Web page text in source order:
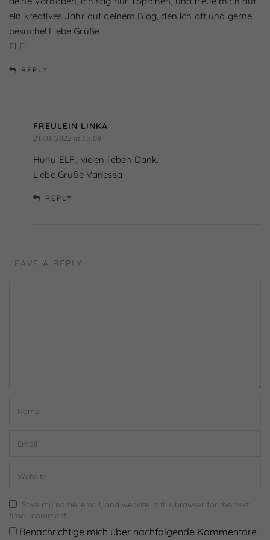
ein kreatives Jahr auf deinem Blog, den ich oft und gerne
besuche! Liebe Grüße
ELFi
REPLY
FREULEIN LINKA
21/01/2022 at 15:08
Huhu ELFi, vielen lieben Dank.
Liebe Grüße Vanessa
REPLY
LEAVE A REPLY
Save my name, email, and website in this browser for the next
time I comment.
Benachrichtige mich über nachfolgende Kommentare
Inhalte von Videoplattformen und Social-Media-
Plattformen werden standardmäßig blockiert. Wenn
der Zugriff auf diese Inhalte keiner manuellen Einwilligung